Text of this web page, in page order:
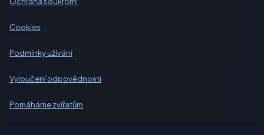
Cookies
Podmínky užívání
Vyloučení odpovědnosti
Pomáháme zvířatům